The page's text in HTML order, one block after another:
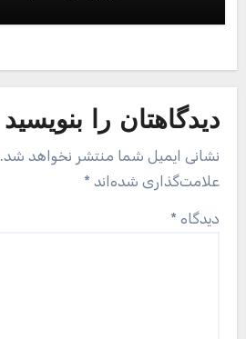
دیدگاهتان را بنویسید
نشانی ایمیل شما منتشر نخواهد شد.
علامت‌گذاری شده‌اند *
دیدگاه *